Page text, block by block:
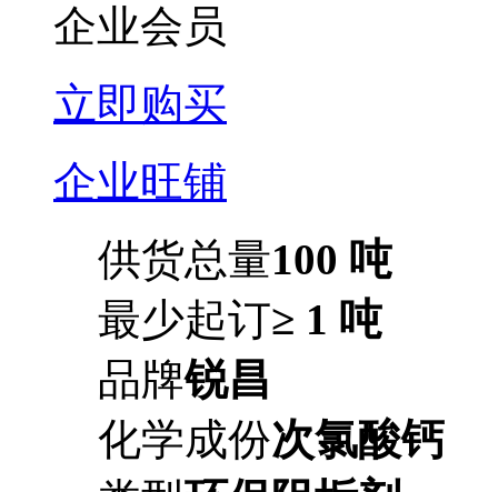
企业会员
立即购买
企业旺铺
供货总量100 吨
最少起订≥ 1 吨
品牌锐昌
化学成份次氯酸钙